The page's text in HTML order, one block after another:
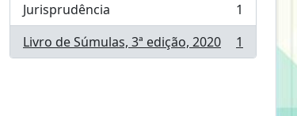
Jurisprudência
, 1 resultados
1
Livro de Súmulas, 3ª edição, 2020
, 1 resultados 1